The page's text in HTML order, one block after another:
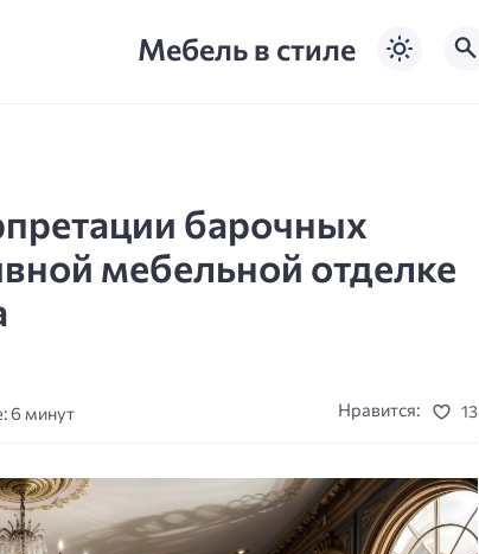
Мебель в стиле
барочных
мебельной отделке
6 минут Нравится: 13